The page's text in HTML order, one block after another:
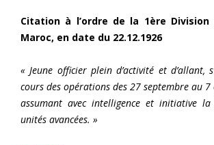
Citation à l’ordre de la 1ère
Maroc, en date du 22.12.1926
« Jeune officier plein d’activité et d’allant,
cours des opérations des 27 septembre au
assumant avec intelligence et initiative
unités avancées. »